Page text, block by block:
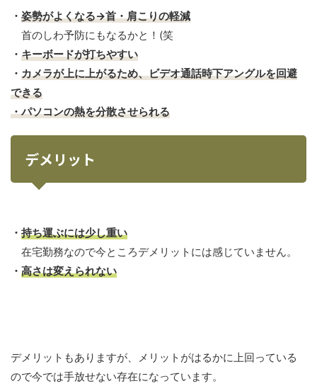
・ 姿勢がよくなる→首・肩こりの軽減
首のしわ予防にもなるかと！(笑
・ キーボードが打ちやすい
・ カメラが上に上がるため、ビデオ通話時下アングルを回避
できる
・パソコンの熱を分散させられる
デメリット
・ 持ち運ぶには少し重い
在宅勤務なので今ところデメリットには感じていません。
・ 高さは変えられない
デメリットもありますが、メリットがはるかに上回っている
ので今では手放せない存在になっています。